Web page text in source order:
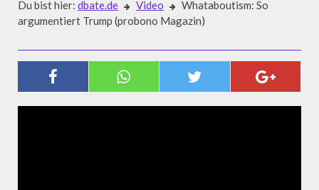
Du bist hier: dbate.de Video
Whataboutism: So
argumentiert Trump (probono Magazin)
WHATABOUTISM: SO
ARGUMENTIERT TRUMP
(PROBONO MAGAZIN)